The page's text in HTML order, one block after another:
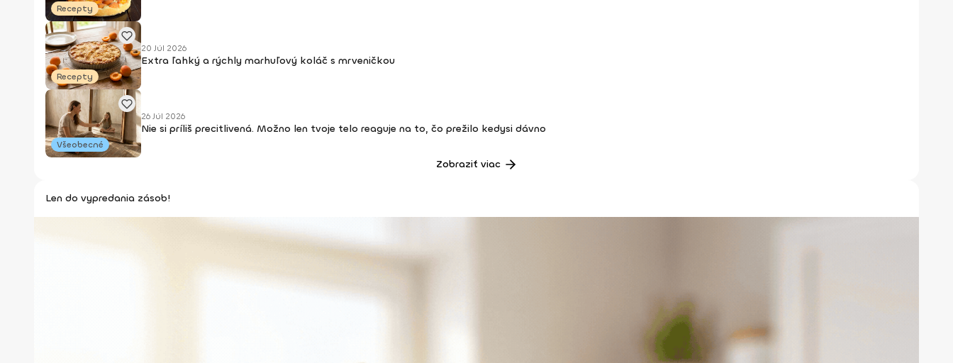
Recepty
Recepty
20 Júl 2026
Extra ľahký a rýchly marhuľový koláč s mrveničkou
Všeobecné
26 Júl 2026
Nie si príliš precitlivená. Možno len tvoje telo reaguje na to, čo prežilo kedysi dávno
Zobraziť viac
Len do vypredania zásob!